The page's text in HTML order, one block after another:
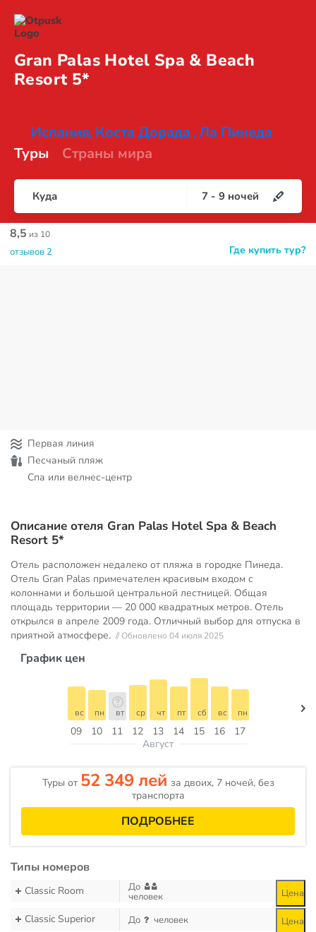
Gran Palas Hotel Spa & Beach
Resort 5*
Испания, Коста Дорада , Ла Пинеда
Туры
Страны мира
Куда 7 - 9 ночей
Где купить тур?
8,5 из 10
отзывов 2
Первая линия
Песчаный пляж
Спа или велнес-центр
Описание отеля Gran Palas Hotel Spa & Beach
Resort 5*
Отель расположен недалеко от пляжа в городке Пинеда.
Отель Gran Palas примечателен красивым входом с
колоннами и большой центральной лестницей. Общая
площадь территории — 20 000 квадратных метров. Отель
открылся в апреле 2009 года. Отличный выбор для отпуска в
приятной атмосфере. // Обновлено 04 июля 2025
График цен
09
вс
10
пн
11
вт
12
ср
13
чт
14
пт
15
сб
16
вс
17
пн
Август
Туры от 52 349 лей за двоих, 7 ночей, без
транспорта
ПОДРОБНЕЕ
Типы номеров
Classic Room До
человек Цена
Classic Superior До человек Цена